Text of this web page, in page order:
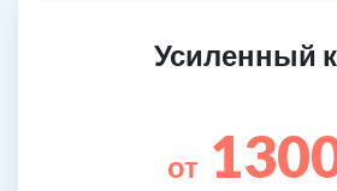
Усиленный
от